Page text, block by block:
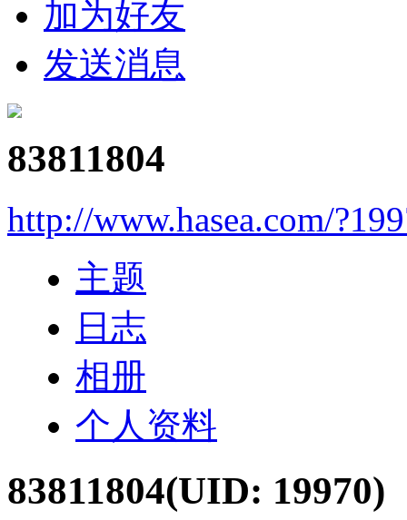
加为好友
发送消息
83811804
http://www.hasea.com/
主题
日志
相册
个人资料
83811804(UID: 19970)